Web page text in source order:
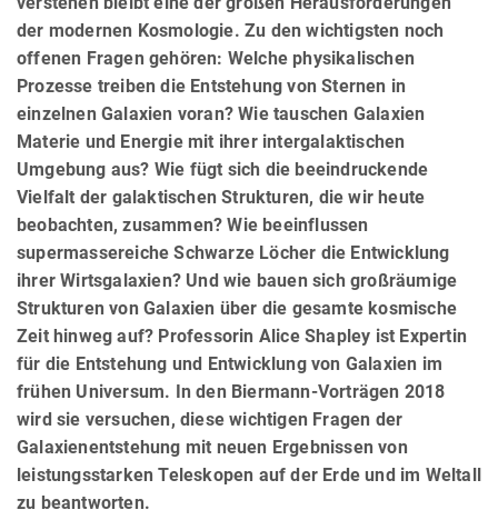
der modernen Kosmologie. Zu den wichtigsten noch
offenen Fragen gehören: Welche physikalischen
Prozesse treiben die Entstehung von Sternen in
einzelnen Galaxien voran? Wie tauschen Galaxien
Materie und Energie mit ihrer intergalaktischen
Umgebung aus? Wie fügt sich die beeindruckende
Vielfalt der galaktischen Strukturen, die wir heute
beobachten, zusammen? Wie beeinflussen
supermassereiche Schwarze Löcher die Entwicklung
ihrer Wirtsgalaxien? Und wie bauen sich großräumige
Strukturen von Galaxien über die gesamte kosmische
Zeit hinweg auf? Professorin Alice Shapley ist Expertin
für die Entstehung und Entwicklung von Galaxien im
frühen Universum. In den Biermann-Vorträgen 2018
wird sie versuchen, diese wichtigen Fragen der
Galaxienentstehung mit neuen Ergebnissen von
leistungsstarken Teleskopen auf der Erde und im Weltall
zu beantworten.